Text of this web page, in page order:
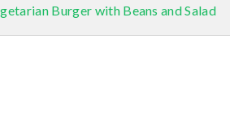
Burger with Beans and Salad